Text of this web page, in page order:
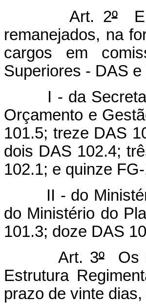
Art. 2º
remanejados, na
cargos em
Superiores - DAS
I - da Secretaria
Orçamento e
101.5; treze DAS
dois DAS 102.4;
102.1; e quinze
II - do Ministério
do Ministério do
101.3; doze DAS
Art. 3ºOs
Estrutura
prazo de vinte